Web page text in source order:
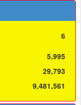
6
5,995
29,793
9,481,561